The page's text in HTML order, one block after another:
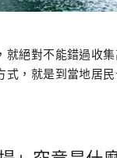
絕對不能錯過收
，就是到當地居